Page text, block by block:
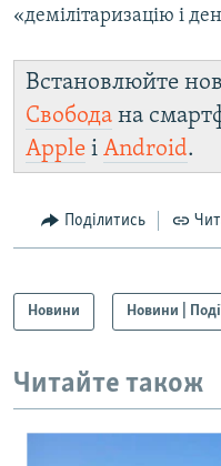
«демілітаризацію і
Встановлюйте
Свобода на
Apple і Android.
Поділитись
Новини Новини |
Читайте також